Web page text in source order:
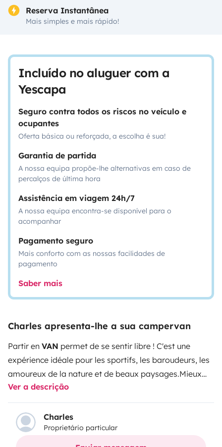
Reserva Instantânea
Mais simples e mais rápido!
Incluído no aluguer com a
Yescapa
Seguro contra todos os riscos no veículo e
ocupantes
Oferta básica ou reforçada, a escolha é sua!
Garantia de partida
A nossa equipa propõe-lhe alternativas em caso de
percalços de última hora
Assistência em viagem 24h/7
A nossa equipa encontra-se disponível para o
acompanhar
Pagamento seguro
Mais conforto com as nossas facilidades de
pagamento
Saber mais
Charles apresenta-lhe a sua campervan
Partir en VAN permet de se sentir libre ! C'est une
expérience idéale pour les sportifs, les baroudeurs, les
amoureux de la nature et de beaux paysages.Mieux
que de longs discours et qui peuvent parfois laisser de
mauvaises surprises, je vous laisse le lien youtube de
présentation du van.
sur youtubehttps://www.youtube.com/watch?
Equipements de base :
Ver a descrição
Charles
Proprietário particular